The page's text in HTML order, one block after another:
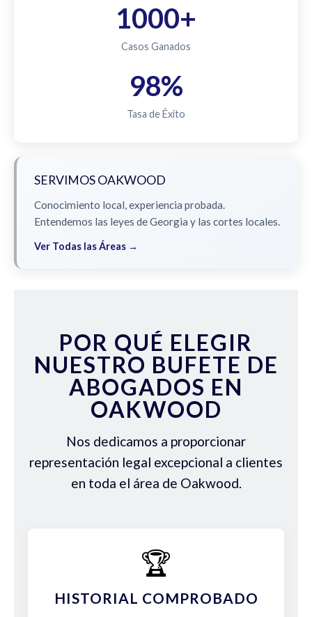
1000+
Casos Ganados
98%
Tasa de Éxito
SERVIMOS OAKWOOD
Conocimiento local, experiencia probada.
Entendemos las leyes de Georgia y las cortes locales.
Ver Todas las Áreas →
POR QUÉ ELEGIR
NUESTRO BUFETE DE
ABOGADOS EN
OAKWOOD
Nos dedicamos a proporcionar
representación legal excepcional a clientes
en toda el área de Oakwood.
🏆
HISTORIAL COMPROBADO